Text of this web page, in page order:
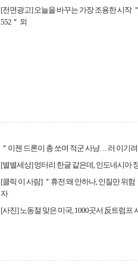
[전면광고] 오늘을 바꾸는 가장 조용한 시작
552＂ 외
＂이젠 드론이 총 쏘며 적군 사냥… 러 이기
[별별세상] 엉터리 한글 같은데, 인도네시아
[클릭 이 사람] ＂휴전 왜 안하나, 인질만 위
자
[사진] 노동절 맞은 미국, 1000곳서 反트럼프